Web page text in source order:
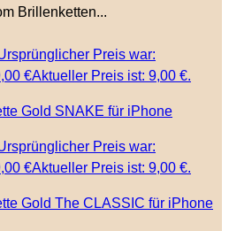
Brillenketten...
Preis war:
€Aktueller Preis ist: 9,00 €.
Gold SNAKE für iPhone
Preis war:
€Aktueller Preis ist: 9,00 €.
Gold The CLASSIC für iPhone